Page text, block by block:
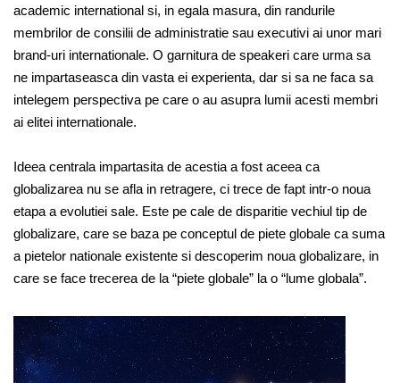
academic international si, in egala masura, din randurile
membrilor de consilii de administratie sau executivi ai unor mari
brand-uri internationale. O garnitura de speakeri care urma sa
ne impartaseasca din vasta ei experienta, dar si sa ne faca sa
intelegem perspectiva pe care o au asupra lumii acesti membri
ai elitei internationale.
Ideea centrala impartasita de acestia a fost aceea ca
globalizarea nu se afla in retragere, ci trece de fapt intr-o noua
etapa a evolutiei sale. Este pe cale de disparitie vechiul tip de
globalizare, care se baza pe conceptul de piete globale ca suma
a pietelor nationale existente si descoperim noua globalizare, in
care se face trecerea de la “piete globale” la o “lume globala”.